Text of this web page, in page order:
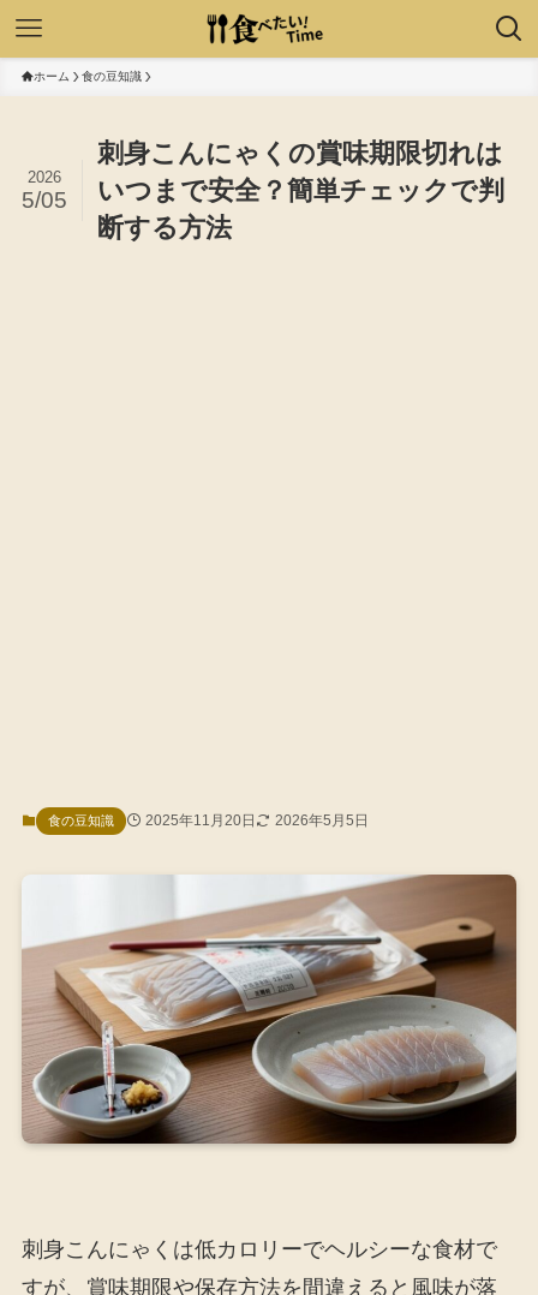
ホーム 食の豆知識
刺身こんにゃくの賞味期限切れは
いつまで安全？簡単チェックで判
断する方法
2026
5/05
食の豆知識 2025年11月20日 2026年5月5日
刺身こんにゃくは低カロリーでヘルシーな食材で
すが、賞味期限や保存方法を間違えると風味が落